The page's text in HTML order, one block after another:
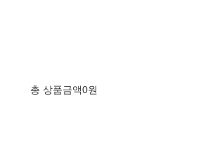
총 상품금액0원